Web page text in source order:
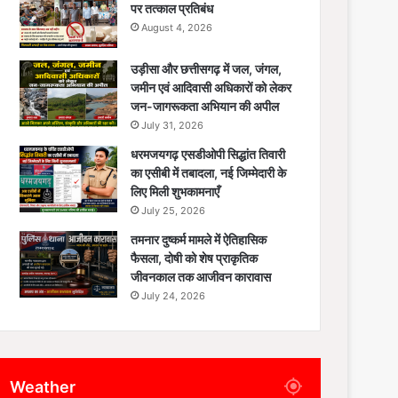
पर तत्काल प्रतिबंध
August 4, 2026
उड़ीसा और छत्तीसगढ़ में जल, जंगल,
जमीन एवं आदिवासी अधिकारों को लेकर
जन-जागरूकता अभियान की अपील
July 31, 2026
धरमजयगढ़ एसडीओपी सिद्धांत तिवारी
का एसीबी में तबादला, नई जिम्मेदारी के
लिए मिली शुभकामनाएँ
July 25, 2026
तमनार दुष्कर्म मामले में ऐतिहासिक
फैसला, दोषी को शेष प्राकृतिक
जीवनकाल तक आजीवन कारावास
July 24, 2026
Weather